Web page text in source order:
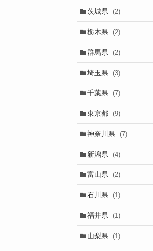
茨城県 (2)
栃木県 (2)
群馬県 (2)
埼玉県 (3)
千葉県 (7)
東京都 (9)
神奈川県 (7)
新潟県 (4)
富山県 (2)
石川県 (1)
福井県 (1)
山梨県 (1)